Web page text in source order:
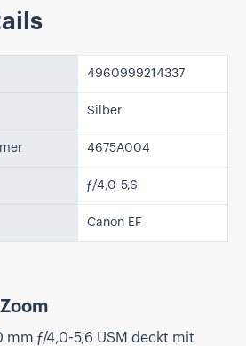
4960999214337
Silber
4675A004
ƒ/4,0-5,6
Canon EF
mm ƒ/4,0-5,6 USM deckt mit